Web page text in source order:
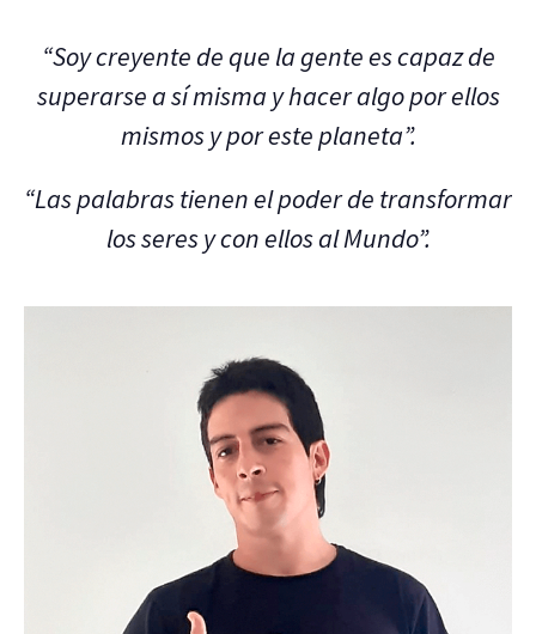
“Soy creyente de que la gente es capaz de
superarse a sí misma y hacer algo por ellos
mismos y por este planeta”.
“Las palabras tienen el poder de transformar
los seres y con ellos al Mundo”.